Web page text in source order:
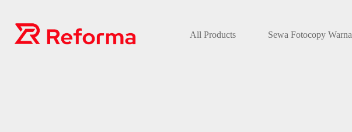
content
All Products
Sewa Fotocopy Warna